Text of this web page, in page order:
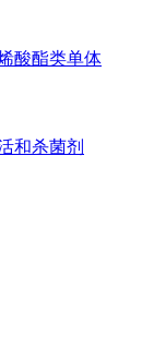
酸酯类单体
和杀菌剂